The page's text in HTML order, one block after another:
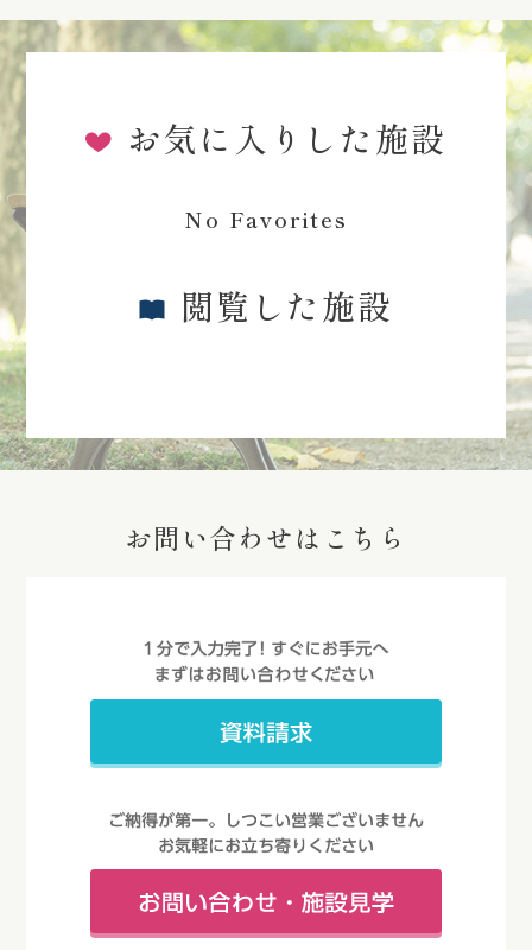
お気に入りした施設
No Favorites
閲覧した施設
お問い合わせはこちら